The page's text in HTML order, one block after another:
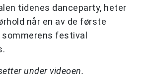
tidenes danceparty, heter
når en av de første
festival
under videoen.